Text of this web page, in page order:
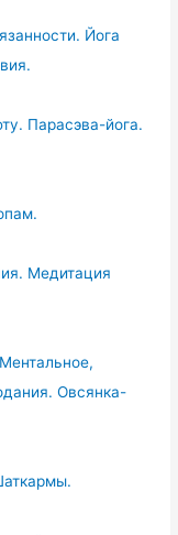
Йога
Парасэва-йога.
Медитация
Овсянка-